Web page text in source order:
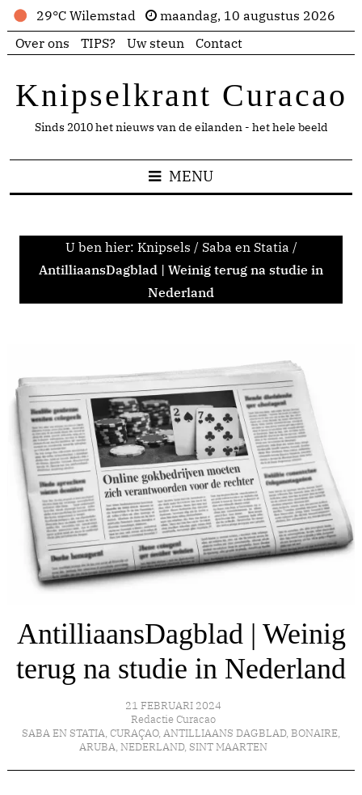
29°C Wilemstad
maandag, 10 augustus 2026
Over ons
TIPS? Uw steun Contact
Knipselkrant Curacao
Sinds 2010 het nieuws van de eilanden - het hele beeld
MENU
U ben hier: Knipsels / Saba en Statia /
AntilliaansDagblad | Weinig terug na studie in
Nederland
AntilliaansDagblad | Weinig
terug na studie in Nederland
21 FEBRUARI 2024
Redactie Curacao
SABA EN STATIA, CURAÇAO, ANTILLIAANS DAGBLAD, BONAIRE,
ARUBA, NEDERLAND, SINT MAARTEN